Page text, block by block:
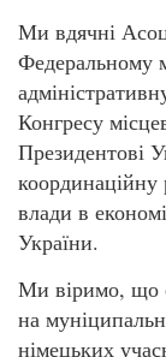
Ми вдячні
Федеральному
Конгресу
Президентові
координаційну
влади в
України.
Ми віримо, що
на
німецьких